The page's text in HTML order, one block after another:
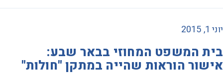
יוני 1, 2015
בית המשפט המחוזי בבאר שבע:
אישור הוראות שהייה במתקן "חולות"